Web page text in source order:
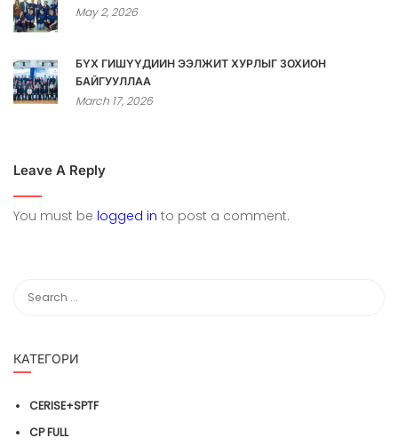
May 2, 2026
БҮХ ГИШҮҮДИЙН ЭЭЛЖИТ ХУРЛЫГ ЗОХИОН
БАЙГУУЛЛАА
March 17, 2026
Leave A Reply
You must be logged in to post a comment.
КАТЕГОРИ
CERISE+SPTF
CP FULL